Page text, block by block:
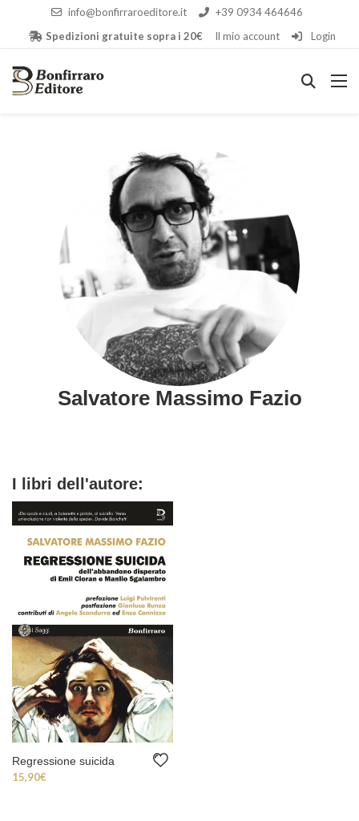
info@bonfirraroeditore.it
+39 0934 464646
Spedizioni gratuite sopra i 20€
Il mio account Login
Salvatore Massimo Fazio
I libri dell'autore:
Regressione suicida
15,90€